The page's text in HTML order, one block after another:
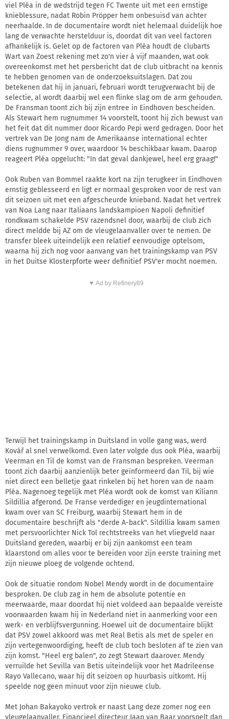
viel Pléa in de wedstrijd tegen FC Twente uit met een ernstige
knieblessure, nadat Robin Pröpper hem onbesuisd van achter
neerhaalde. In de documentaire wordt niet helemaal duidelijk hoe
lang de verwachte herstelduur is, doordat dit van veel factoren
afhankelijk is. Gelet op de factoren van Pléa houdt de clubarts
Wart van Zoest rekening met zo'n vier á vijf maanden, wat ook
overeenkomst met het persbericht dat de club uitbracht na kennis
te hebben genomen van de onderzoeksuitslagen. Dat zou
betekenen dat hij in januari, februari wordt terugverwacht bij de
selectie, al wordt daarbij wel een flinke slag om de arm gehouden.
De Fransman toont zich bij zijn entree in Eindhoven bescheiden.
Als Stewart hem rugnummer 14 voorstelt, toont hij zich bewust van
het feit dat dit nummer door Ricardo Pepi werd gedragen. Door het
vertrek van De Jong nam de Amerikaanse international echter
diens rugnummer 9 over, waardoor 14 beschikbaar kwam. Daarop
reageert Pléa opgelucht: "In dat geval dankjewel, heel erg graag!"
Ook Ruben van Bommel raakte kort na zijn terugkeer in Eindhoven
ernstig geblesseerd en ligt er normaal gesproken voor de rest van
dit seizoen uit met een afgescheurde knieband. Nadat het vertrek
van Noa Lang naar Italiaans landskampioen Napoli definitief
rondkwam schakelde PSV razendsnel door, waarbij de club zich
direct meldde bij AZ om de vleugelaanvaller over te nemen. De
transfer bleek uiteindelijk een relatief eenvoudige optelsom,
waarna hij zich nog voor aanvang van het trainingskamp van PSV
in het Duitse Klosterpforte weer definitief PSV'er mocht noemen.
▼ Ad by Refinery89
Terwijl het trainingskamp in Duitsland in volle gang was, werd
Kovář al snel verwelkomd. Even later volgde dus ook Pléa, waarbij
Veerman en Til de komst van de Fransman bespreken. Veerman
toont zich daarbij aanzienlijk beter geïnformeerd dan Til, bij wie
niet direct een belletje gaat rinkelen bij het horen van de naam
Pléa. Nagenoeg tegelijk met Pléa wordt ook de komst van Kiliann
Sildillia afgerond. De Franse verdediger en jeugdinternational
kwam over van SC Freiburg, waarbij Stewart hem in de
documentaire beschrijft als "derde A-back". Sildillia kwam samen
met persvoorlichter Nick Tol rechtstreeks van het vliegveld naar
Duitsland gereden, waarbij er bij zijn aankomst een team
klaarstond om alles voor te bereiden voor zijn eerste training met
zijn nieuwe ploeg de volgende ochtend.
Ook de situatie rondom Nobel Mendy wordt in de documentaire
besproken. De club zag in hem de absolute potentie en
meerwaarde, maar doordat hij niet voldeed aan bepaalde vereiste
voorwaarden kwam hij in Nederland niet in aanmerking voor een
werk- en verblijfsvergunning. Hoewel uit de documentaire blijkt
dat PSV zowel akkoord was met Real Betis als met de speler en
zijn vertegenwoordiging, heeft de club toch besloten af te zien van
zijn komst. "Heel erg balen", zo zegt Stewart daarover. Mendy
verruilde het Sevilla van Betis uiteindelijk voor het Madrileense
Rayo Vallecano, waar hij dit seizoen op huurbasis uitkomt. Hij
speelde nog geen minuut voor zijn nieuwe club.
Met Johan Bakayoko vertrok er naast Lang deze zomer nog een
vleugelaanvaller. Financieel directeur Jaap van Baar voorspelt dan